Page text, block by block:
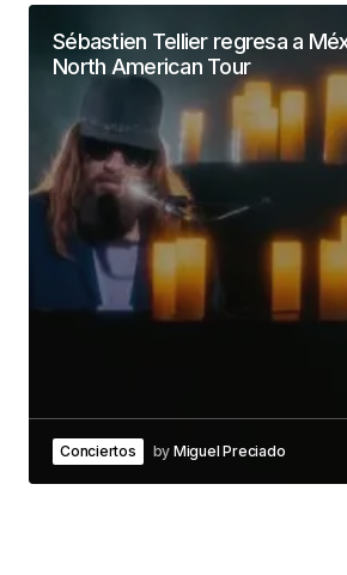
Sébastien Tellier regresa a
North American Tour
Conciertos by Miguel Preciado